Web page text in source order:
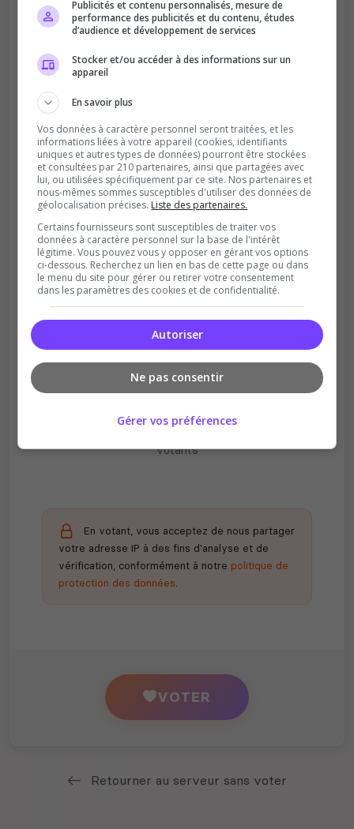
Votre vote aide le serveur à monter dans le
classement
Soutient la communauté
Plus de visibilité = plus de joueurs
votants
En votant, vous acceptez de nous partager
votre adresse IP à des fins d'analyse et de
vérification, conformément à notre politique de
protection des données.
VOTER
Retourner au serveur sans voter
Publicités et contenu personnalisés, mesure de
performance des publicités et du contenu, études
d’audience et développement de services
Stocker et/ou accéder à des informations sur un
appareil
En savoir plus
Vos données à caractère personnel seront traitées, et les
informations liées à votre appareil (cookies, identifiants
uniques et autres types de données) pourront être stockées
et consultées par 210 partenaires, ainsi que partagées avec
lui, ou utilisées spécifiquement par ce site. Nos partenaires et
nous-mêmes sommes susceptibles d'utiliser des données de
géolocalisation précises. Liste des partenaires.
Certains fournisseurs sont susceptibles de traiter vos
données à caractère personnel sur la base de l'intérêt
légitime. Vous pouvez vous y opposer en gérant vos options
ci-dessous. Recherchez un lien en bas de cette page ou dans
le menu du site pour gérer ou retirer votre consentement
dans les paramètres des cookies et de confidentialité.
Autoriser
Ne pas consentir
Gérer vos préférences